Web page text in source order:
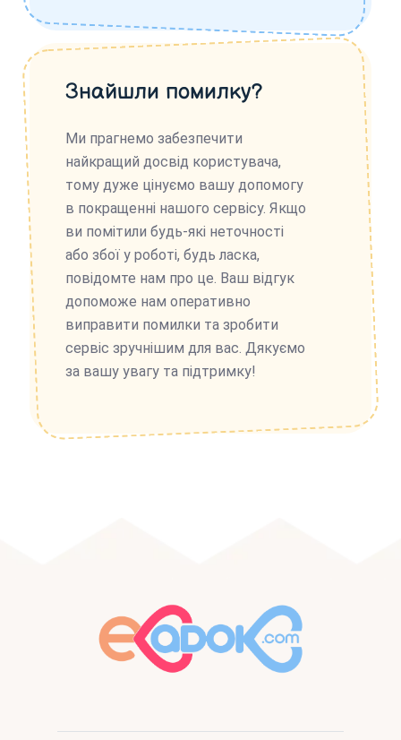
Знайшли помилку?
Ми прагнемо забезпечити
найкращий досвід користувача,
тому дуже цінуємо вашу допомогу
в покращенні нашого сервісу. Якщо
ви помітили будь-які неточності
або збої у роботі, будь ласка,
повідомте нам про це. Ваш відгук
допоможе нам оперативно
виправити помилки та зробити
сервіс зручнішим для вас. Дякуємо
за вашу увагу та підтримку!